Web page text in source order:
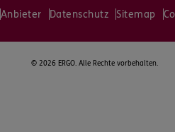
Anbieter Datenschutz Sitemap
© 2026 ERGO. Alle Rechte vorbehalten.